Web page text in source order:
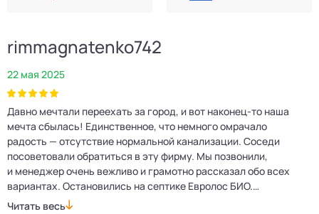
rimmagnatenko742
22 мая 2025
Давно мечтали переехать за город, и вот наконец‑то наша
мечта сбылась! Единственное, что немного омрачало
радость — отсутствие нормальной канализации. Соседи
посоветовали обратиться в эту фирму. Мы позвонили,
и менеджер очень вежливо и грамотно рассказал обо всех
вариантах. Остановились на септике Евролос БИО.
Монтажники приехали вовремя, установили всё быстро
Читать весь